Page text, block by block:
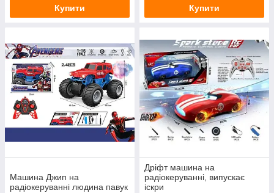
Купити Купити
Машина Джип на
радіокеруванні людина павук
Дріфт машина на
радіокеруванні, випускає
іскри